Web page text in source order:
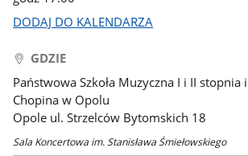
DODAJ DO KALENDARZA
GDZIE
Państwowa Szkoła Muzyczna I i II stopnia
Chopina w Opolu
Opole ul. Strzelców Bytomskich 18
Sala Koncertowa im. Stanisława Śmiełowskiego